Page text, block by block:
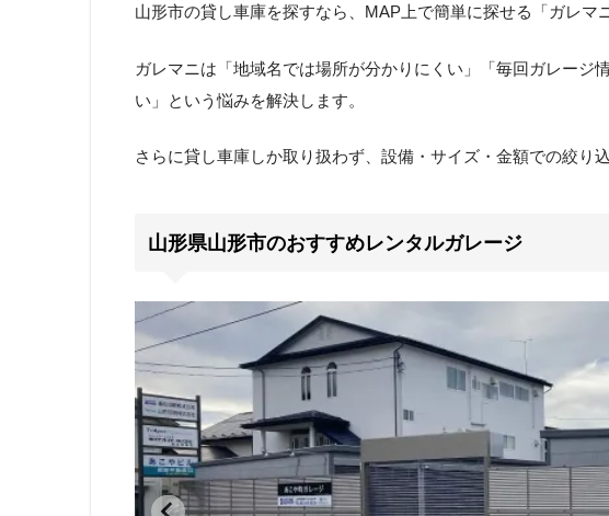
山形市の貸し車庫を探すなら、MAP上で簡単に探せる「ガレマ
ガレマニは「地域名では場所が分かりにくい」「毎回ガレージ
い」という悩みを解決します。
さらに貸し車庫しか取り扱わず、設備・サイズ・金額での絞り
山形県山形市のおすすめレンタルガレージ